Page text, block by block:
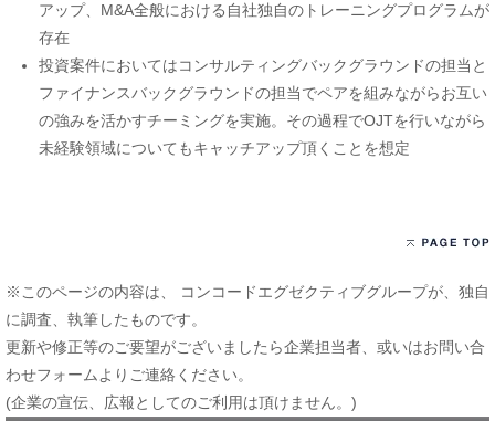
アップ、M&A全般における自社独自のトレーニングプログラムが
存在
投資案件においてはコンサルティングバックグラウンドの担当と
ファイナンスバックグラウンドの担当でペアを組みながらお互い
の強みを活かすチーミングを実施。その過程でOJTを行いながら
未経験領域についてもキャッチアップ頂くことを想定
※このページの内容は、 コンコードエグゼクティブグループが、独自
に調査、執筆したものです。
更新や修正等のご要望がございましたら企業担当者、或いはお問い合
わせフォームよりご連絡ください。
(企業の宣伝、広報としてのご利用は頂けません。)